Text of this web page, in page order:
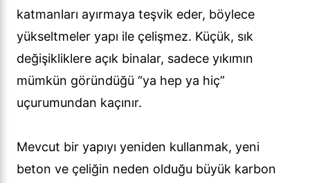
katmanları ayırmaya teşvik eder, böylece
yükseltmeler yapı ile çelişmez. Küçük, sık
değişikliklere açık binalar, sadece yıkımın
mümkün göründüğü “ya hep ya hiç”
uçurumundan kaçınır.
Mevcut bir yapıyı yeniden kullanmak, yeni
beton ve çeliğin neden olduğu büyük karbon